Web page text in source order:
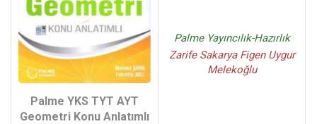
Palme YKS TYT AYT
Geometri Konu Anlatımlı
Palme Yayıncılık-Hazırlık
Zarife Sakarya Figen Uygur
Melekoğlu